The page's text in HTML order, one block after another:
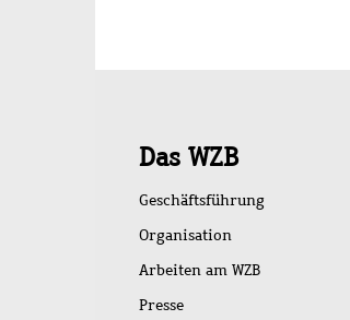
Schnellzugriff
Das WZB
Geschäftsführung
Organisation
Arbeiten am WZB
Presse